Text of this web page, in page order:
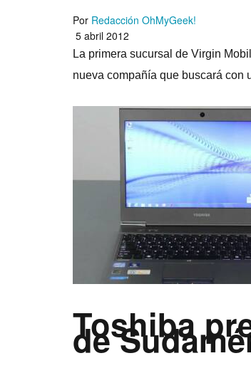
Por Redacción OhMyGeek!
5 abril 2012
La primera sucursal de Virgin
nueva compañí­a que buscará con
Toshiba
de